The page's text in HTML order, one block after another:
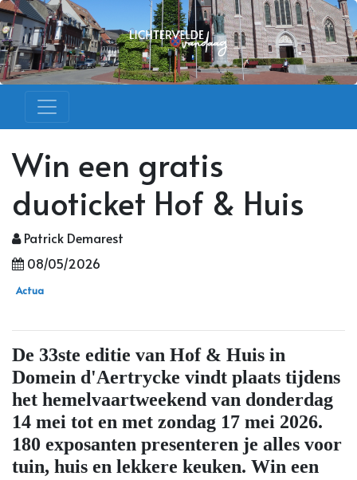
Win een gratis
duoticket Hof & Huis
Patrick Demarest
08/05/2026
Actua
De 33ste editie van Hof & Huis in
Domein d'Aertrycke vindt plaats tijdens
het hemelvaartweekend van donderdag
14 mei tot en met zondag 17 mei 2026.
180 exposanten presenteren je alles voor
tuin, huis en lekkere keuken. Win een